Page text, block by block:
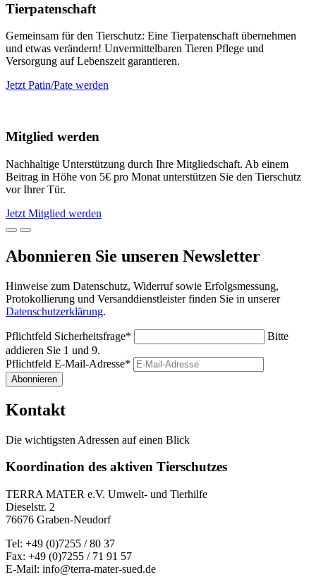
Tierpatenschaft
Gemeinsam für den Tierschutz: Eine Tierpatenschaft übernehmen
und etwas verändern! Unvermittelbaren Tieren Pflege und
Versorgung auf Lebenszeit garantieren.
Jetzt Patin/Pate werden
Mitglied werden
Nachhaltige Unterstützung durch Ihre Mitgliedschaft. Ab einem
Beitrag in Höhe von 5€ pro Monat unterstützen Sie den Tierschutz
vor Ihrer Tür.
Jetzt Mitglied werden
Abonnieren Sie unseren Newsletter
Hinweise zum Datenschutz, Widerruf sowie Erfolgsmessung,
Protokollierung und Versanddienstleister finden Sie in unserer
Datenschutzerklärung.
Pflichtfeld Sicherheitsfrage*
Bitte
addieren Sie 1 und 9.
Pflichtfeld E-Mail-Adresse*
Abonnieren
Kontakt
Die wichtigsten Adressen auf einen Blick
Koordination des aktiven Tierschutzes
TERRA MATER e.V. Umwelt- und Tierhilfe
Dieselstr. 2
76676 Graben-Neudorf
Tel: +49 (0)7255 / 80 37
Fax: +49 (0)7255 / 71 91 57
E-Mail: info@terra-mater-sued.de